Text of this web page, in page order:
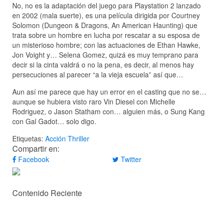
No, no es la adaptación del juego para Playstation 2 lanzado
en 2002 (mala suerte), es una película dirigida por Courtney
Solomon (Dungeon & Dragons, An American Haunting) que
trata sobre un hombre en lucha por rescatar a su esposa de
un misterioso hombre; con las actuaciones de Ethan Hawke,
Jon Voight y… Selena Gomez, quizá es muy temprano para
decir si la cinta valdrá o no la pena, es decir, al menos hay
persecuciones al parecer “a la vieja escuela” así que…
Aun así me parece que hay un error en el casting que no se…
aunque se hubiera visto raro Vin Diesel con Michelle
Rodriguez, o Jason Statham con… alguien más, o Sung Kang
con Gal Gadot… solo digo.
Etiquetas: Acción Thriller
Compartir en:
Facebook Twitter
Contenido Reciente